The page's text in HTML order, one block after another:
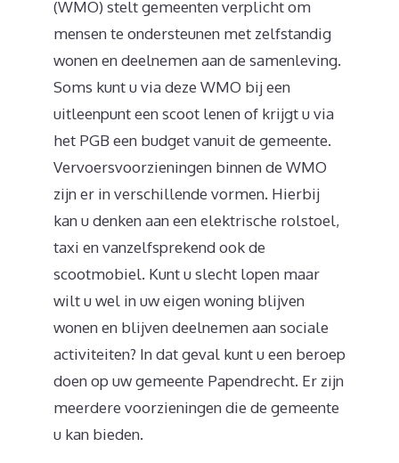
(WMO) stelt gemeenten verplicht om
mensen te ondersteunen met zelfstandig
wonen en deelnemen aan de samenleving.
Soms kunt u via deze WMO bij een
uitleenpunt een scoot lenen of krijgt u via
het PGB een budget vanuit de gemeente.
Vervoersvoorzieningen binnen de WMO
zijn er in verschillende vormen. Hierbij
kan u denken aan een elektrische rolstoel,
taxi en vanzelfsprekend ook de
scootmobiel. Kunt u slecht lopen maar
wilt u wel in uw eigen woning blijven
wonen en blijven deelnemen aan sociale
activiteiten? In dat geval kunt u een beroep
doen op uw gemeente Papendrecht. Er zijn
meerdere voorzieningen die de gemeente
u kan bieden.